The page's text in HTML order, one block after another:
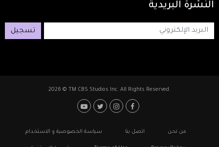
النشرة البريدية
تسجيل
2026 © TM CBS Studios Inc. All Rights Reserved.
Footer: Social Media
Footerمن نحن اتصل بنا سياسة الخصوصية و الاستخدام